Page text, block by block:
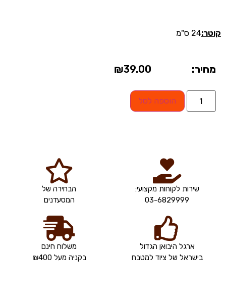
קוטר:24 ס"מ
מחיר: ₪39.00
הוספה לסל
שירות לקוחות מקצועי:
03-6829999
הבחירה של
המסעדנים
ארגל היבואן הגדול
בישראל של ציוד למטבח
משלוח חינם
בקניה מעל ₪400